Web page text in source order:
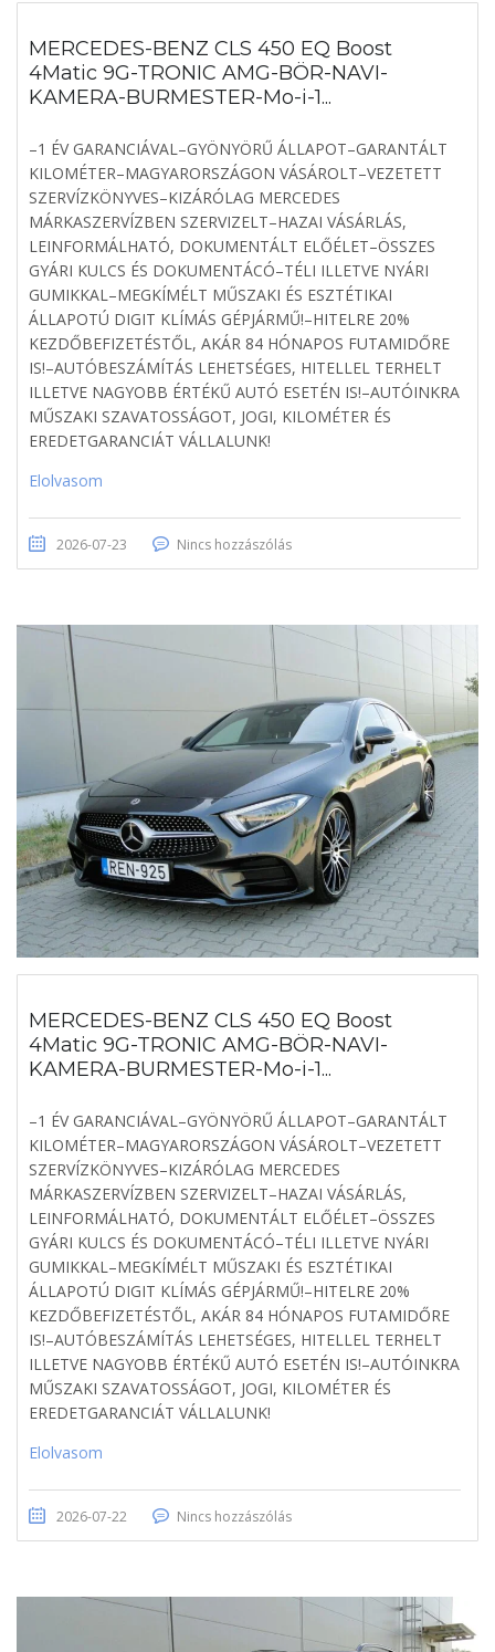
MERCEDES-BENZ CLS 450 EQ Boost
4Matic 9G-TRONIC AMG-BÖR-NAVI-
KAMERA-BURMESTER-Mo-i-1...
–1 ÉV GARANCIÁVAL–GYÖNYÖRŰ ÁLLAPOT–GARANTÁLT
KILOMÉTER–MAGYARORSZÁGON VÁSÁROLT–VEZETETT
SZERVÍZKÖNYVES–KIZÁRÓLAG MERCEDES
MÁRKASZERVÍZBEN SZERVIZELT–HAZAI VÁSÁRLÁS,
LEINFORMÁLHATÓ, DOKUMENTÁLT ELŐÉLET–ÖSSZES
GYÁRI KULCS ÉS DOKUMENTÁCÓ–TÉLI ILLETVE NYÁRI
GUMIKKAL–MEGKÍMÉLT MŰSZAKI ÉS ESZTÉTIKAI
ÁLLAPOTÚ DIGIT KLÍMÁS GÉPJÁRMŰ!–HITELRE 20%
KEZDŐBEFIZETÉSTŐL, AKÁR 84 HÓNAPOS FUTAMIDŐRE
IS!–AUTÓBESZÁMÍTÁS LEHETSÉGES, HITELLEL TERHELT
ILLETVE NAGYOBB ÉRTÉKŰ AUTÓ ESETÉN IS!–AUTÓINKRA
MŰSZAKI SZAVATOSSÁGOT, JOGI, KILOMÉTER ÉS
EREDETGARANCIÁT VÁLLALUNK!
Elolvasom
2026-07-23 Nincs hozzászólás
MERCEDES-BENZ CLS 450 EQ Boost
4Matic 9G-TRONIC AMG-BÖR-NAVI-
KAMERA-BURMESTER-Mo-i-1...
–1 ÉV GARANCIÁVAL–GYÖNYÖRŰ ÁLLAPOT–GARANTÁLT
KILOMÉTER–MAGYARORSZÁGON VÁSÁROLT–VEZETETT
SZERVÍZKÖNYVES–KIZÁRÓLAG MERCEDES
MÁRKASZERVÍZBEN SZERVIZELT–HAZAI VÁSÁRLÁS,
LEINFORMÁLHATÓ, DOKUMENTÁLT ELŐÉLET–ÖSSZES
GYÁRI KULCS ÉS DOKUMENTÁCÓ–TÉLI ILLETVE NYÁRI
GUMIKKAL–MEGKÍMÉLT MŰSZAKI ÉS ESZTÉTIKAI
ÁLLAPOTÚ DIGIT KLÍMÁS GÉPJÁRMŰ!–HITELRE 20%
KEZDŐBEFIZETÉSTŐL, AKÁR 84 HÓNAPOS FUTAMIDŐRE
IS!–AUTÓBESZÁMÍTÁS LEHETSÉGES, HITELLEL TERHELT
ILLETVE NAGYOBB ÉRTÉKŰ AUTÓ ESETÉN IS!–AUTÓINKRA
MŰSZAKI SZAVATOSSÁGOT, JOGI, KILOMÉTER ÉS
EREDETGARANCIÁT VÁLLALUNK!
Elolvasom
2026-07-22 Nincs hozzászólás